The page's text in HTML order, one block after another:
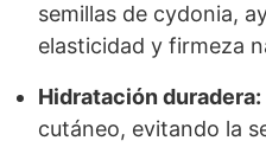
semillas de cydonia,
elasticidad y firmeza
Hidratación duradera:
cutáneo, evitando la